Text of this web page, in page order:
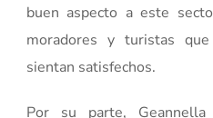
buen aspecto a este
moradores y turistas
sientan satisfechos.
Por su parte,